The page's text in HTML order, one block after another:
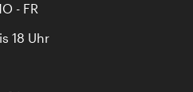
- FR
18 Uhr